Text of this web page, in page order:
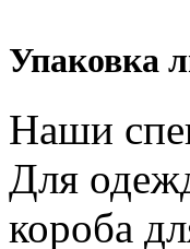
Упаковка
Наши
Для
короба